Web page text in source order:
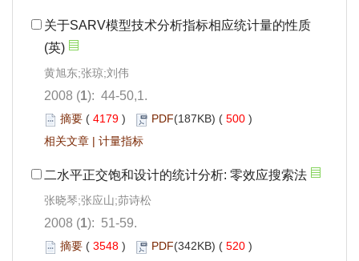
关于SARV模型技术分析指标相应统计量的性质
(英)
黄旭东;张琼;刘伟
2008 (1): 44-50,1.
摘要 ( 4179 ) PDF(187KB) ( 500 )
相关文章 | 计量指标
二水平正交饱和设计的统计分析: 零效应搜索法
张晓琴;张应山;茆诗松
2008 (1): 51-59.
摘要 ( 3548 ) PDF(342KB) ( 520 )